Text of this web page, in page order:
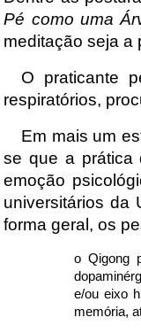
Pé como uma
meditação seja a
O praticante
respiratórios,
Em mais um
se que a prática
emoção
universitários da
forma geral, os
o Qigong
e/ou eixo
memória,